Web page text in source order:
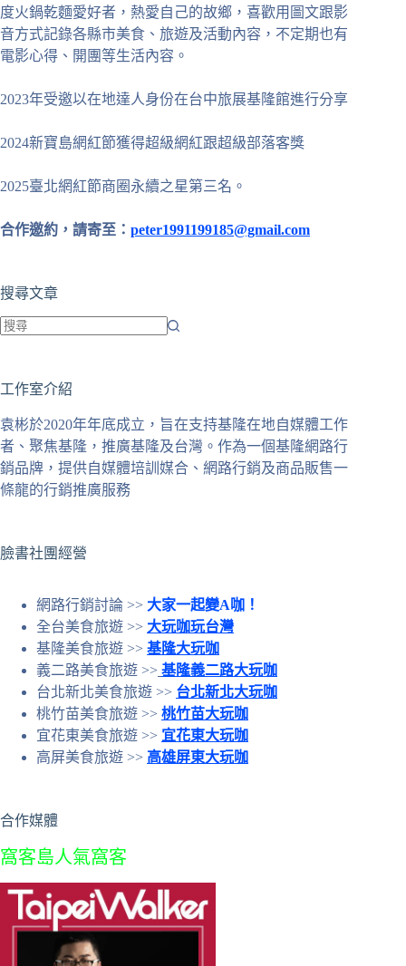
度火鍋乾麵愛好者，熱愛自己的故鄉，喜歡用圖文跟影
音方式記錄各縣市美食、旅遊及活動內容，不定期也有
電影心得、開團等生活內容。
2023年受邀以在地達人身份在台中旅展基隆館進行分享
2024新寶島網紅節獲得超級網紅跟超級部落客獎
2025臺北網紅節商圈永續之星第三名。
合作邀約，請寄至： peter1991199185@gmail.com
搜尋文章
到
合
條
件
的
果
工作室介紹
袁彬於2020年年底成立，旨在支持基隆在地自媒體工作
者、聚焦基隆，推廣基隆及台灣。作為一個基隆網路行
銷品牌，提供自媒體培訓媒合、網路行銷及商品販售一
條龍的行銷推廣服務
臉書社團經營
網路行銷討論 >> 大家一起變A咖！
全台美食旅遊 >> 大玩咖玩台灣
基隆美食旅遊 >> 基隆大玩咖
義二路美食旅遊 >> 基隆義二路大玩咖
台北新北美食旅遊 >> 台北新北大玩咖
桃竹苗美食旅遊 >> 桃竹苗大玩咖
宜花東美食旅遊 >> 宜花東大玩咖
高屏美食旅遊 >> 高雄屏東大玩咖
合作媒體
窩客島人氣窩客